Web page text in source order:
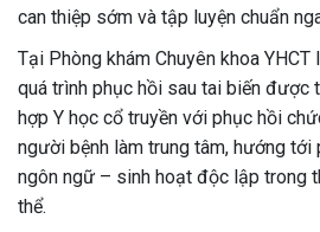
can thiệp sớm và tập luyện chuẩn
Tại Phòng khám Chuyên khoa
quá trình phục hồi sau tai biến được
hợp Y học cổ truyền với phục hồi
người bệnh làm trung tâm, hướng
ngôn ngữ – sinh hoạt độc lập trong
thể.